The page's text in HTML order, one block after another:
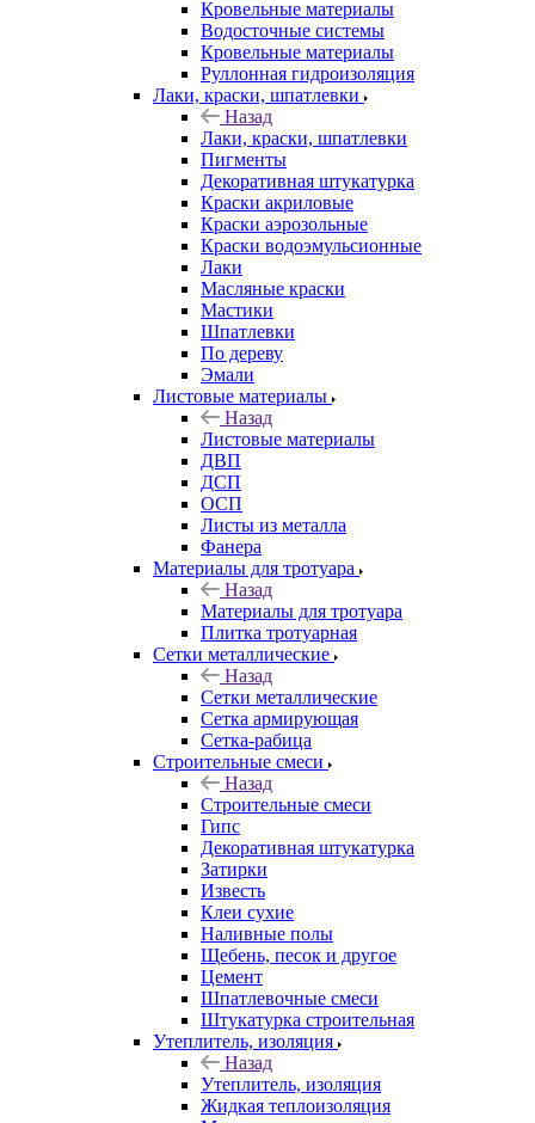
Кровельные материалы
Водосточные системы
Кровельные материалы
Руллонная гидроизоляция
Лаки, краски, шпатлевки
Назад
Лаки, краски, шпатлевки
Пигменты
Декоративная штукатурка
Краски акриловые
Краски аэрозольные
Краски водоэмульсионные
Лаки
Масляные краски
Мастики
Шпатлевки
По дереву
Эмали
Листовые материалы
Назад
Листовые материалы
ДВП
ДСП
ОСП
Листы из металла
Фанера
Материалы для тротуара
Назад
Материалы для тротуара
Плитка тротуарная
Сетки металлические
Назад
Сетки металлические
Сетка армирующая
Сетка-рабица
Строительные смеси
Назад
Строительные смеси
Гипс
Декоративная штукатурка
Затирки
Известь
Клеи сухие
Наливные полы
Щебень, песок и другое
Цемент
Шпатлевочные смеси
Штукатурка строительная
Утеплитель, изоляция
Назад
Утеплитель, изоляция
Жидкая теплоизоляция